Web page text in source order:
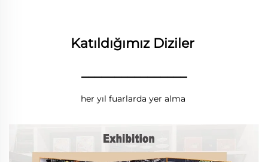
Katıldığımız Diziler
________________
her yıl fuarlarda yer alma